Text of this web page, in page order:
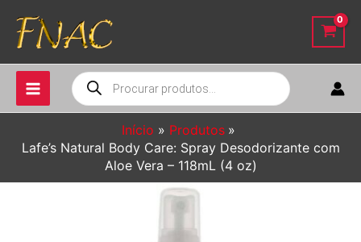
para
conteúdo
Pesquisar
produtos
Início
Produtos
Lafe’s Natural Body Care: Spray Desodorizante com
Aloe Vera – 118mL (4 oz)